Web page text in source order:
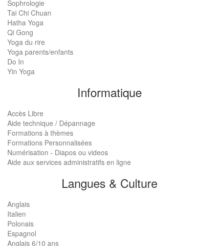
Sophrologie
Tai Chi Chuan
Hatha Yoga
Qi Gong
Yoga du rire
Yoga parents/enfants
Do In
Yin Yoga
Informatique
Accès Libre
Aide technique / Dépannage
Formations à thèmes
Formations Personnalisées
Numérisation - Diapos ou videos
Aide aux services administratifs en ligne
Langues & Culture
Anglais
Italien
Polonais
Espagnol
Anglais 6/10 ans